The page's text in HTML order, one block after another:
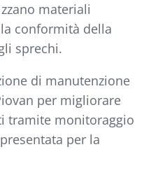
materiali
conformità della
sprechi.
di manutenzione
per migliorare
tramite monitoraggio
per la